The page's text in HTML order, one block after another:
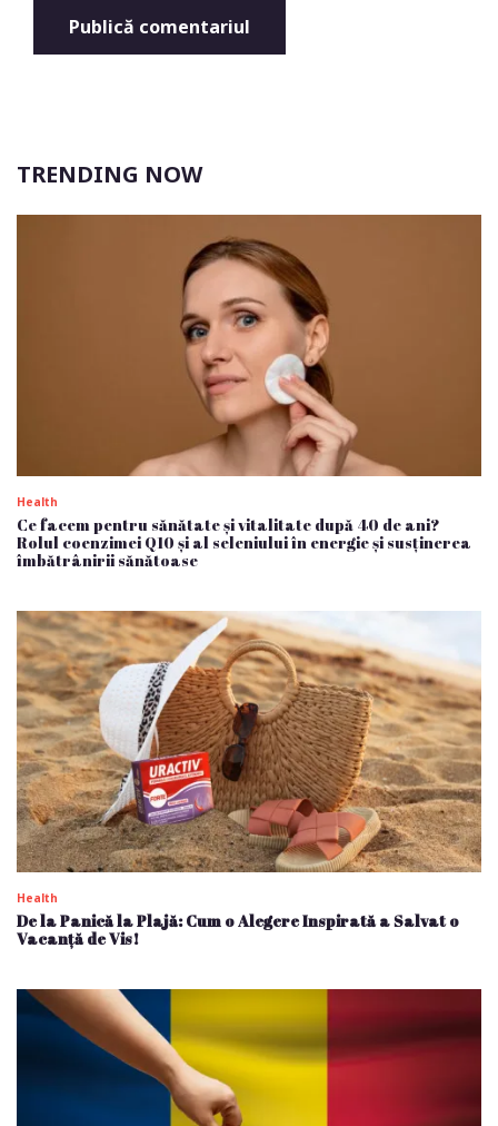
TRENDING NOW
Health
Ce facem pentru sănătate și vitalitate după 40 de ani?
Rolul coenzimei Q10 și al seleniului în energie și susținerea
îmbătrânirii sănătoase
Health
De la Panică la Plajă: Cum o Alegere Inspirată a Salvat o
Vacanță de Vis!